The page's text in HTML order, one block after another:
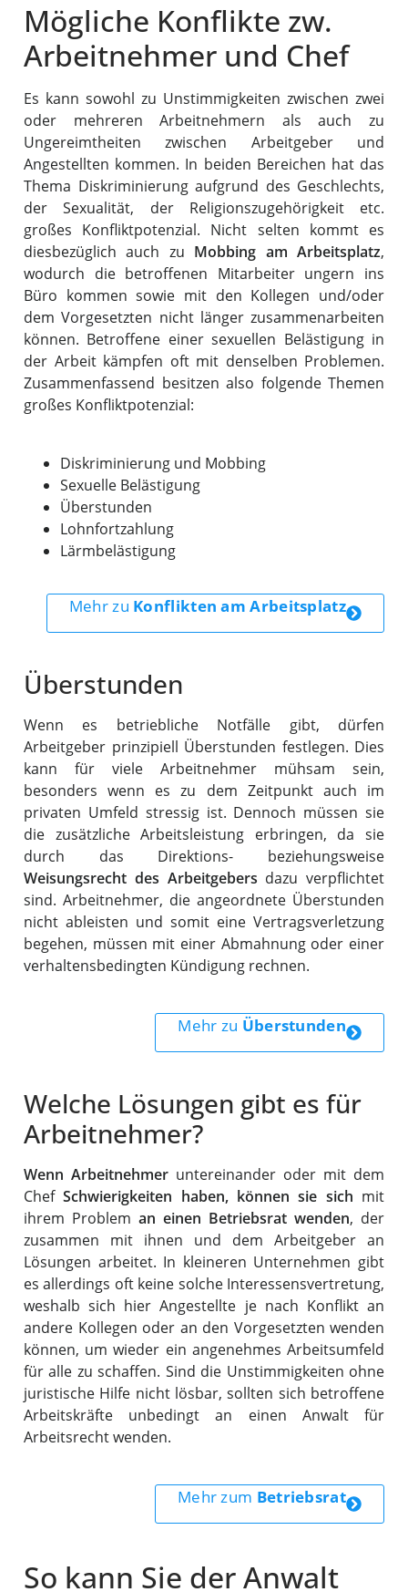
Mögliche Konflikte zw.
Arbeitnehmer und Chef
Es kann sowohl zu Unstimmigkeiten zwischen zwei
oder mehreren Arbeitnehmern als auch zu
Ungereimtheiten zwischen Arbeitgeber und
Angestellten kommen. In beiden Bereichen hat das
Thema Diskriminierung aufgrund des Geschlechts,
der Sexualität, der Religionszugehörigkeit etc.
großes Konfliktpotenzial. Nicht selten kommt es
diesbezüglich auch zu Mobbing am Arbeitsplatz,
wodurch die betroffenen Mitarbeiter ungern ins
Büro kommen sowie mit den Kollegen und/oder
dem Vorgesetzten nicht länger zusammenarbeiten
können. Betroffene einer sexuellen Belästigung in
der Arbeit kämpfen oft mit denselben Problemen.
Zusammenfassend besitzen also folgende Themen
großes Konfliktpotenzial:
Diskriminierung und Mobbing
Sexuelle Belästigung
Überstunden
Lohnfortzahlung
Lärmbelästigung
Mehr zu Konflikten am Arbeitsplatz
Überstunden
Wenn es betriebliche Notfälle gibt, dürfen
Arbeitgeber prinzipiell Überstunden festlegen. Dies
kann für viele Arbeitnehmer mühsam sein,
besonders wenn es zu dem Zeitpunkt auch im
privaten Umfeld stressig ist. Dennoch müssen sie
die zusätzliche Arbeitsleistung erbringen, da sie
durch das Direktions- beziehungsweise
Weisungsrecht des Arbeitgebers dazu verpflichtet
sind. Arbeitnehmer, die angeordnete Überstunden
nicht ableisten und somit eine Vertragsverletzung
begehen, müssen mit einer Abmahnung oder einer
verhaltensbedingten Kündigung rechnen.
Mehr zu Überstunden
Welche Lösungen gibt es für
Arbeitnehmer?
Wenn Arbeitnehmer untereinander oder mit dem
ChefSchwierigkeiten haben, können sie sich mit
ihrem Problem an einen Betriebsrat wenden, der
zusammen mit ihnen und dem Arbeitgeber an
Lösungen arbeitet. In kleineren Unternehmen gibt
es allerdings oft keine solche Interessensvertretung,
weshalb sich hier Angestellte je nach Konflikt an
andere Kollegen oder an den Vorgesetzten wenden
können, um wieder ein angenehmes Arbeitsumfeld
für alle zu schaffen. Sind die Unstimmigkeiten ohne
juristische Hilfe nicht lösbar, sollten sich betroffene
Arbeitskräfte unbedingt an einen Anwalt für
Arbeitsrecht wenden.
Mehr zum Betriebsrat
So kann Sie der Anwalt